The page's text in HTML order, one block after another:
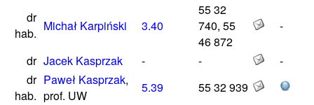
dr
hab. Michał Karpiński 3.40
55 32
740, 55
46 872
-
dr Jacek Kasprzak - -
-
dr
hab.
Paweł Kasprzak,
prof. UW
5.39
55 32 939